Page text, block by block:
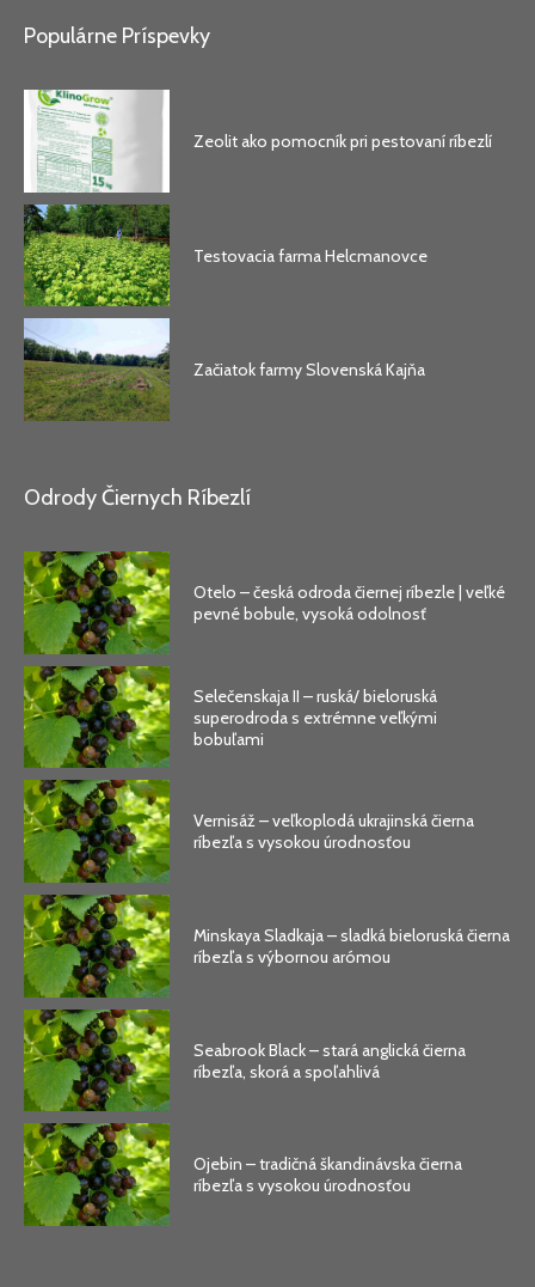
Populárne Príspevky
Zeolit ako pomocník pri pestovaní ríbezlí
Testovacia farma Helcmanovce
Začiatok farmy Slovenská Kajňa
Odrody Čiernych Ríbezlí
Otelo – česká odroda čiernej ríbezle | veľké
pevné bobule, vysoká odolnosť
Selečenskaja II – ruská/ bieloruská
superodroda s extrémne veľkými
bobuľami
Vernisáž – veľkoplodá ukrajinská čierna
ríbezľa s vysokou úrodnosťou
Minskaya Sladkaja – sladká bieloruská čierna
ríbezľa s výbornou arómou
Seabrook Black – stará anglická čierna
ríbezľa, skorá a spoľahlivá
Ojebin – tradičná škandinávska čierna
ríbezľa s vysokou úrodnosťou